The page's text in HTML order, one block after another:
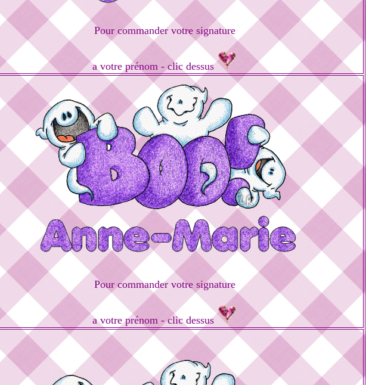
Pour commander votre signature
a votre prénom - clic dessus
Pour commander votre signature
a votre prénom - clic dessus